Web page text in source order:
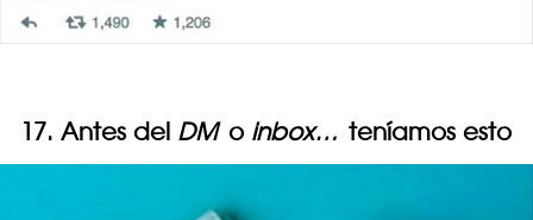
17. Antes del DMo inbox… teníamos esto